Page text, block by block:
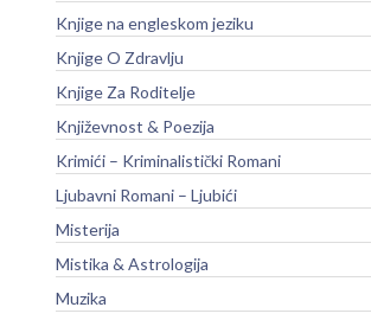
Knjige na engleskom jeziku
Knjige O Zdravlju
Knjige Za Roditelje
Književnost & Poezija
Krimići – Kriminalistički Romani
Ljubavni Romani – Ljubići
Misterija
Mistika & Astrologija
Muzika